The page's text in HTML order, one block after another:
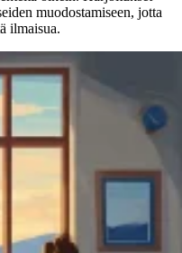
muodostamiseen, jotta
ilmaisua.